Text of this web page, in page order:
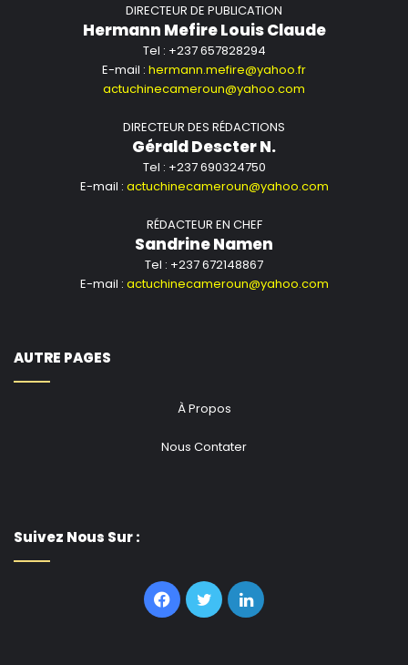
DIRECTEUR DE PUBLICATION
Hermann Mefire Louis Claude
Tel : +237 657828294
E-mail : hermann.mefire@yahoo.fr
actuchinecameroun@yahoo.com
DIRECTEUR DES RÉDACTIONS
Gérald Descter N.
Tel : +237 690324750
E-mail : actuchinecameroun@yahoo.com
RÉDACTEUR EN CHEF
Sandrine Namen
Tel : +237 672148867
E-mail : actuchinecameroun@yahoo.com
AUTRE PAGES
À Propos
Nous Contater
Suivez Nous Sur :
Facebook
TwitterLinkedin